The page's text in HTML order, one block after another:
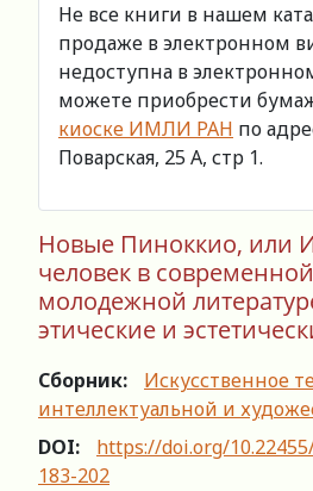
Не все книги в нашем
продаже в электронном
недоступна в
можете приобрести
киоске ИМЛИ РАН по
Поварская, 25 А, стр 1.
Новые Пиноккио, или
человек в
молодежной
этические и
Сборник:
Искусственное
интеллектуальной и
DOI:
https://doi.org/
183-202